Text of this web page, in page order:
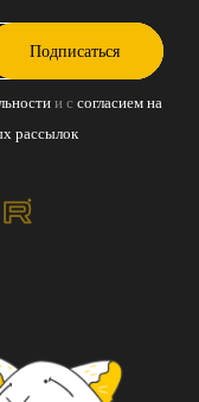
Подписаться
и с согласием на
рассылок